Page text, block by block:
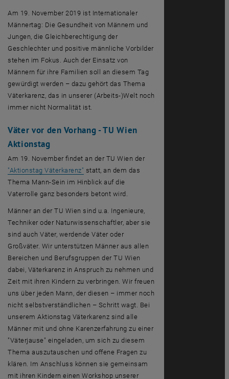
Am 19. November 2019 ist Internationaler
Männertag: Die Gesundheit von Männern und
Jungen, die Gleichberechtigung der
Geschlechter und positive männliche Vorbilder
stehen im Fokus. Auch der Einsatz von
Männern für ihre Familien soll an diesem Tag
gewürdigt werden – dazu gehört das Thema
Väterkarenz, das in unserer (Arbeits-)Welt noch
immer nicht Normalität ist.
Väter vor den Vorhang - TU Wien
Aktionstag
Am 19. November findet an der TU Wien der
"Aktionstag Väterkarenz" , öffnet eine externe URL in einem neuen
statt, an dem das
Thema Mann-Sein im Hinblick auf die
Vaterrolle ganz besonders betont wird.
Männer an der TU Wien sind u.a. Ingenieure,
Techniker oder Naturwissenschaftler, aber sie
sind auch Väter, werdende Väter oder
Großväter. Wir unterstützen Männer aus allen
Bereichen und Berufsgruppen der TU Wien
dabei, Väterkarenz in Anspruch zu nehmen und
Zeit mit ihren Kindern zu verbringen. Wir freuen
uns über jeden Mann, der diesen – immer noch
nicht selbstverständlichen – Schritt wagt. Bei
unserem Aktionstag Väterkarenz sind alle
Männer mit und ohne Karenzerfahrung zu einer
"Väterjause" eingeladen, um sich zu diesem
Thema auszutauschen und offene Fragen zu
klären. Im Anschluss können sie gemeinsam
mit ihren Kindern einen Workshop unserer